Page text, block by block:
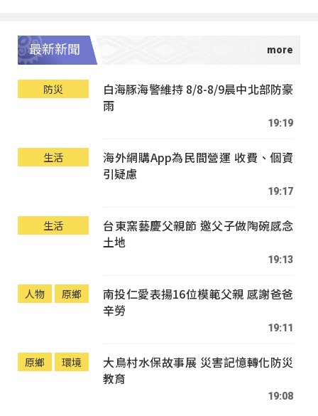
最新新聞
防災
白海豚海警維持 8/8-8/9晨中北部防豪
雨
19:19
生活
海外網購App為民間營運 收費、個資
引疑慮
19:17
生活
台東窯藝慶父親節 邀父子做陶碗感念
土地
19:13
人物 原鄉
南投仁愛表揚16位模範父親 感謝爸爸
辛勞
19:11
原鄉 環境
大鳥村水保故事展 災害記憶轉化防災
教育
19:08